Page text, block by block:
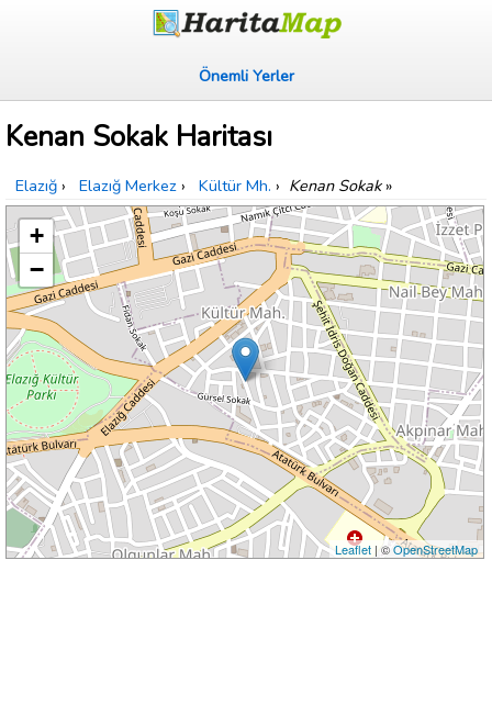
Önemli Yerler
Kenan Sokak Haritası
Elazığ › Elazığ Merkez › Kültür Mh. › Kenan Sokak»
+
−
Leaflet| ©OpenStreetMap